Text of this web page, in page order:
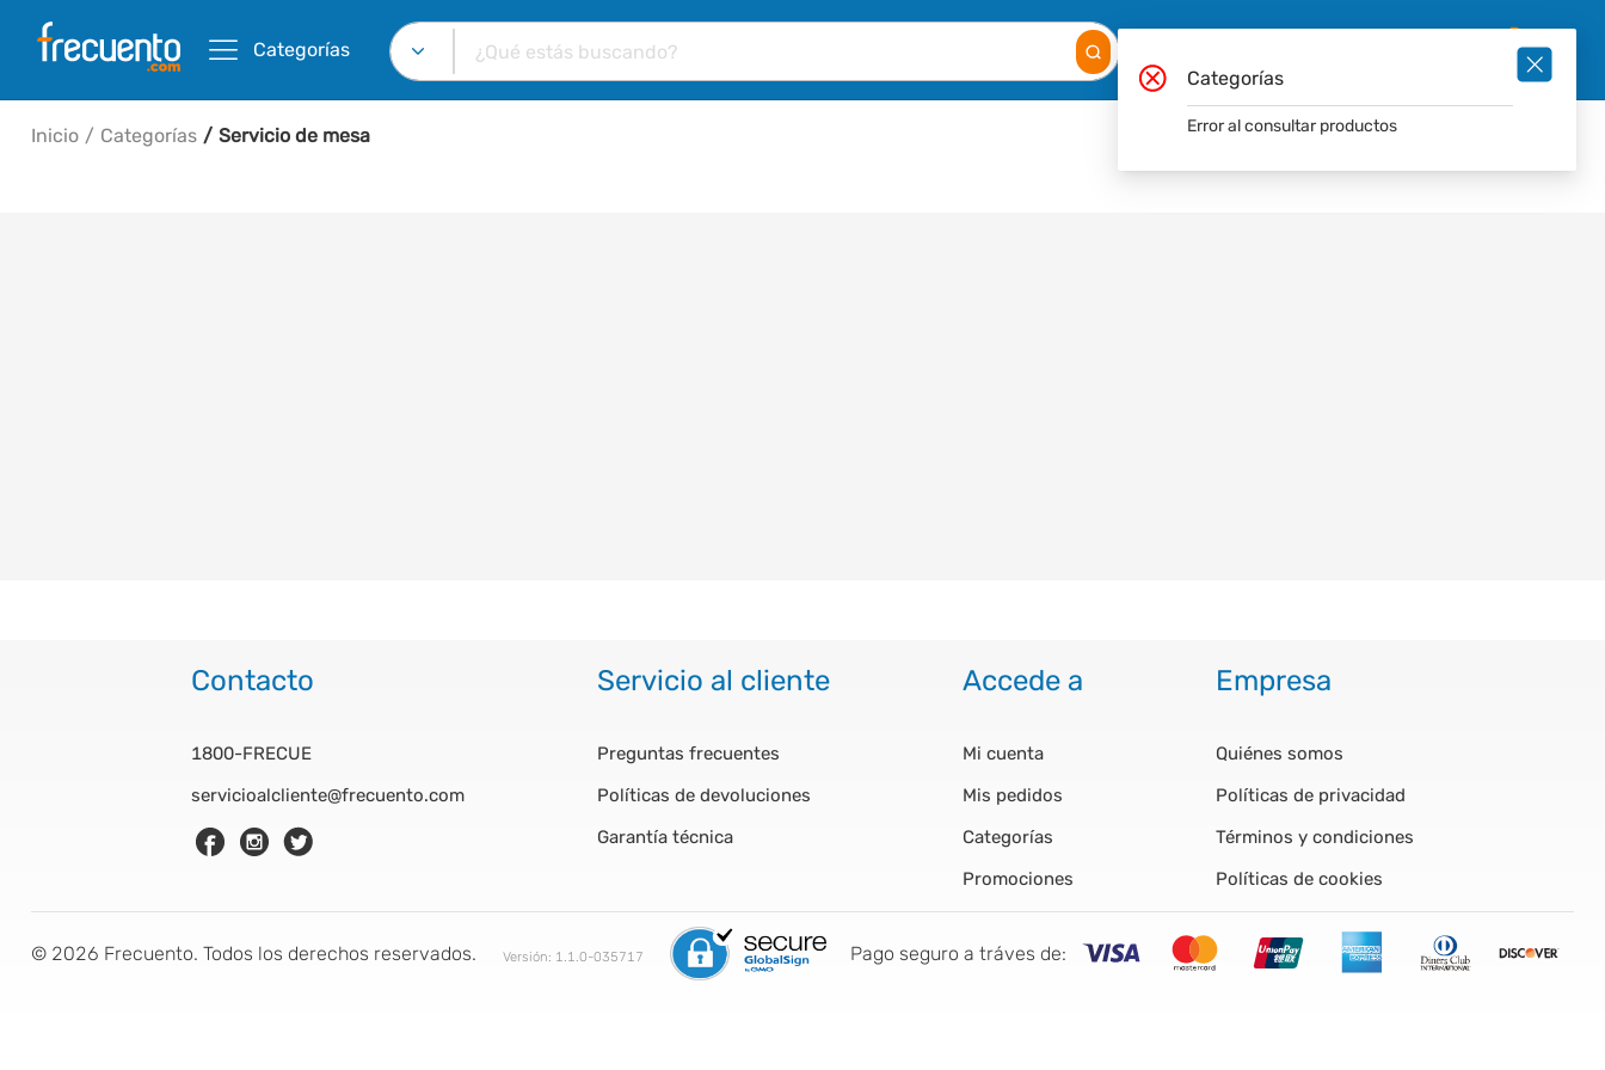
Categorías
Inicio Categorías Servicio de mesa
Contacto
1800-FRECUE
servicioalcliente@frecuento.com
Servicio al cliente
Preguntas frecuentes
Políticas de devoluciones
Garantía técnica
Accede a
Mi cuenta
Mis pedidos
Categorías
Promociones
Empresa
Quiénes somos
Políticas de privacidad
Términos y condiciones
Políticas de cookies
© 2026 Frecuento. Todos los derechos reservados. Versión: 1.1.0-035717 Pago seguro a tráves de:
Categorías
Error al consultar productos